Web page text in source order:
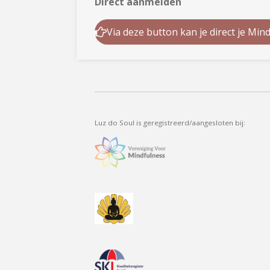
Via deze button kan je direct je
Luz do Soul is geregistreerd/aangesloten bij: